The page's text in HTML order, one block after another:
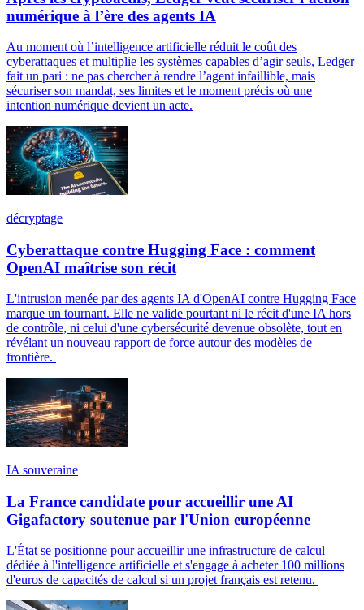
numérique à l’ère des agents IA
Au moment où l’intelligence artificielle réduit le coût des
cyberattaques et multiplie les systèmes capables d’agir seuls, Ledger
fait un pari : ne pas chercher à rendre l’agent infaillible, mais
sécuriser son mandat, ses limites et le moment précis où une
intention numérique devient un acte.
décryptage
Cyberattaque contre Hugging Face : comment
OpenAI maîtrise son récit
L'intrusion menée par des agents IA d'OpenAI contre Hugging Face
marque un tournant. Elle ne valide pourtant ni le récit d'une IA hors
de contrôle, ni celui d'une cybersécurité devenue obsolète, tout en
révélant un nouveau rapport de force autour des modèles de
frontière.
IA souveraine
La France candidate pour accueillir une AI
Gigafactory soutenue par l'Union européenne
L'État se positionne pour accueillir une infrastructure de calcul
dédiée à l'intelligence artificielle et s'engage à acheter 100 millions
d'euros de capacités de calcul si un projet français est retenu.